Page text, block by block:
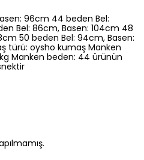
96cm 44 beden Bel:
Bel: 86cm, Basen: 104cm 48
50 beden Bel: 94cm, Basen:
türü: oysho kumaş Manken
Manken beden: 44 ürünün